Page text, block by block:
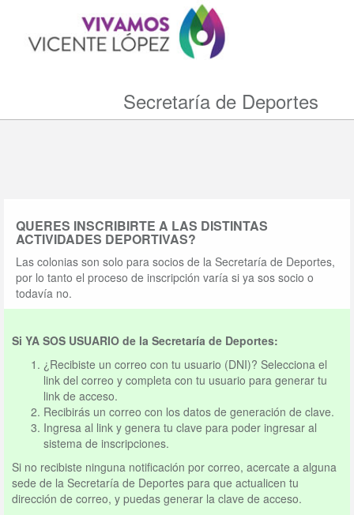
Secretaría de Deportes
QUERES INSCRIBIRTE A LAS DISTINTAS
ACTIVIDADES DEPORTIVAS?
Las colonias son solo para socios de la Secretaría de Deportes,
por lo tanto el proceso de inscripción varía si ya sos socio o
todavía no.
Si YA SOS USUARIO de la Secretaría de Deportes:
¿Recibiste un correo con tu usuario (DNI)? Selecciona el
link del correo y completa con tu usuario para generar tu
link de acceso.
Recibirás un correo con los datos de generación de clave.
Ingresa al link y genera tu clave para poder ingresar al
sistema de inscripciones.
Si no recibiste ninguna notificación por correo, acercate a alguna
sede de la Secretaría de Deportes para que actualicen tu
dirección de correo, y puedas generar la clave de acceso.